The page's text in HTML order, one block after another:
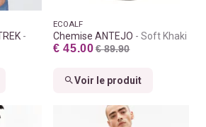
ECOALF
Chemise ANTEJO Soft Khaki
€ 45.00 € 89.90
Voir le produit